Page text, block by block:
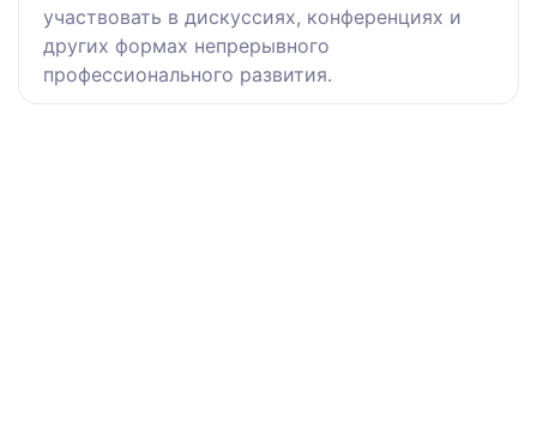
участвовать в дискуссиях, конференциях и
других формах непрерывного
профессионального развития.